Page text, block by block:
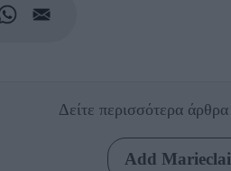
Δείτε περισσότερα
Add